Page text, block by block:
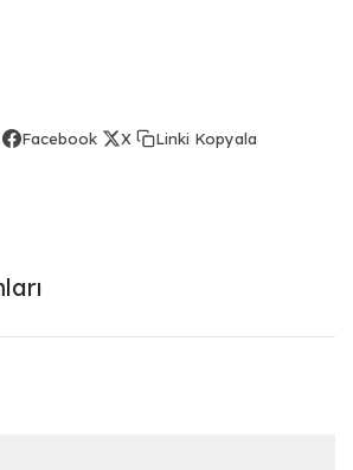
Facebook X Linki Kopyala